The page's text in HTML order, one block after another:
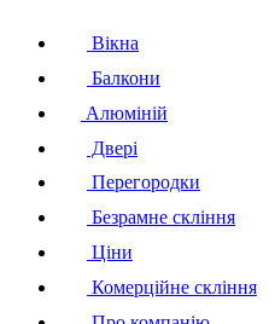
Вікна
Балкони
Алюміній
Двері
Перегородки
Безрамне скління
Ціни
Комерційне скління